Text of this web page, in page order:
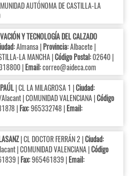
AUTÓNOMA DE CASTILLA-LA
Y TECNOLOGÍA DEL CALZADO
Almansa |Provincia:Albacete |
LA MANCHA |Código Postal:02640 |
|Email:correo@aideca.com
| CL LA MILAGROSA 1 |Ciudad:
| COMUNIDAD VALENCIANA |Código
|Fax:965332748 |Email:
| CL DOCTOR FERRÁN 2 |Ciudad:
| COMUNIDAD VALENCIANA |Código
|Fax:965461839 |Email: